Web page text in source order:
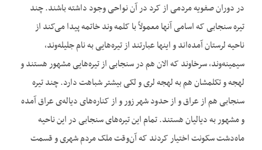
در دوران صفویه مردمی از کرد در آن نواحی وجود داشته باشند. چند
تیره سنجابی که اسامی آنها معمولاً با کلمه وند خاتمه پیدا می‌‌کند از
ناحیه لرستان آمده‌‌اند و اینها عبارتند از تیره‌‌هایی به نام جلیله‌‌وند،
سیمینه‌وند، سرخاوند که الان هم در سنجابی از تیره‌‌هایی مشهور هستند و
لهجه و تکلمشان هم به لهجه لری و لکی بیشتر شباهت دارد. چند تیره
سنجابی هم از عراق و از حدود شهر زور و از کناره‌‌های دیاله‌‌ی عراق آمده
و مشهور به دیالیان هستند. تمام این تیره‌‌های سنجابی در این ناحیه
ماه‌‌دشت سکونت اختیار کردند که آن‌‌وقت ملک مردم شهری و قسمت